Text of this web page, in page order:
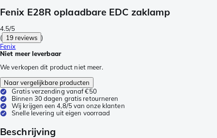
Fenix E28R oplaadbare EDC zaklamp
4.5/5
( 19 reviews )
Fenix
Niet meer leverbaar
We verkopen dit product niet meer.
Naar vergelijkbare producten
Gratis verzending vanaf €50
Binnen 30 dagen gratis retourneren
Wij krijgen een 4,8/5 van onze klanten
Snelle levering uit eigen voorraad
Beschrijving